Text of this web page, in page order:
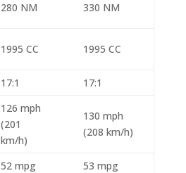
280 NM 330 NM
1995 CC 1995 CC
17:1 17:1
126 mph
(201
km/h)
130 mph
(208 km/h)
52 mpg
53 mpg